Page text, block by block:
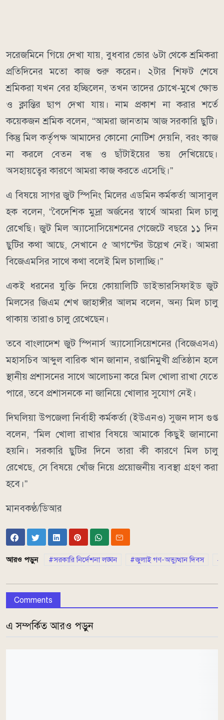
সরেজমিনে গিয়ে দেখা যায়, বুধবার ভোর ৬টা থেকে শ্রমিকরা
প্রতিদিনের মতো কাজ শুরু করেন। ২টার শিফট শেষে
শ্রমিকরা যখন বের হচ্ছিলেন, তখন তাদের চোখে-মুখে ক্ষোভ
ও ক্লান্তির ছাপ দেখা যায়। নাম প্রকাশ না করার শর্তে
কয়েকজন শ্রমিক বলেন, “আমরা জানতাম আজ সরকারি ছুটি।
কিন্তু মিল কর্তৃপক্ষ আমাদের কোনো নোটিশ দেয়নি, বরং কাজ
না করলে বেতন বন্ধ ও ছাঁটাইয়ের ভয় দেখিয়েছে।
অসহায়ত্বের কারণে আমরা কাজ করতে এসেছি।”
এ বিষয়ে সাগর জুট স্পিনিং মিলের এডমিন কর্মকর্তা আসাবুল
হক বলেন, “বৈদেশিক মুদ্রা অর্জনের স্বার্থে আমরা মিল চালু
রেখেছি। জুট মিল অ্যাসোসিয়েশনের গেজেটে বছরে ১১ দিন
ছুটির কথা আছে, সেখানে ৫ আগস্টের উল্লেখ নেই। আমরা
বিজেএমসির সাথে কথা বলেই মিল চালাচ্ছি।”
একই ধরনের যুক্তি দিয়ে কোয়ালিটি ডাইভারসিফাইড জুট
মিলসের জিএম শেখ জাহাঙ্গীর আলম বলেন, অন্য মিল চালু
থাকায় তারাও চালু রেখেছেন।
তবে বাংলাদেশ জুট স্পিনার্স অ্যাসোসিয়েশনের (বিজেএসএ)
মহাসচিব আব্দুল বারিক খান জানান, রপ্তানিমুখী প্রতিষ্ঠান হলে
স্থানীয় প্রশাসনের সাথে আলোচনা করে মিল খোলা রাখা যেতে
পারে, তবে প্রশাসনকে না জানিয়ে খোলার সুযোগ নেই।
দিঘলিয়া উপজেলা নির্বাহী কর্মকর্তা (ইউএনও) সুজন দাস গুপ্ত
বলেন, “মিল খোলা রাখার বিষয়ে আমাকে কিছুই জানানো
হয়নি। সরকারি ছুটির দিনে তারা কী কারণে মিল চালু
রেখেছে, সে বিষয়ে খোঁজ নিয়ে প্রয়োজনীয় ব্যবস্থা গ্রহণ করা
হবে।”
মানবকণ্ঠ/ডিআর
আরও পড়ুন সরকারি নির্দেশনা লঙ্ঘন জুলাই গণ-অভ্যুত্থান দিবস
Comments
এ সম্পর্কিত আরও পড়ুন